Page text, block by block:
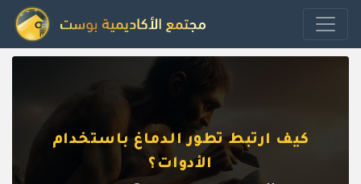
كيف ارتبط تطور الدماغ باستخدام
الأدوات؟